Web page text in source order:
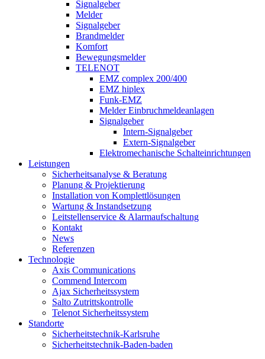
Signalgeber
Melder
Signalgeber
Brandmelder
Komfort
Bewegungsmelder
TELENOT
EMZ complex 200/400
EMZ hiplex
Funk-EMZ
Melder Einbruchmeldeanlagen
Signalgeber
Intern-Signalgeber
Extern-Signalgeber
Elektromechanische Schalteinrichtungen
Leistungen
Sicherheitsanalyse & Beratung
Planung & Projektierung​
Installation von Komplettlösungen
Wartung & Instandsetzung
Leitstellenservice & Alarmaufschaltung
Kontakt
News
Referenzen
Technologie
Axis Communications
Commend Intercom
Ajax Sicherheitssystem​
Salto Zutrittskontrolle
Telenot Sicherheitssystem
Standorte
Sicherheitstechnik-Karlsruhe
Sicherheitstechnik-Baden-baden